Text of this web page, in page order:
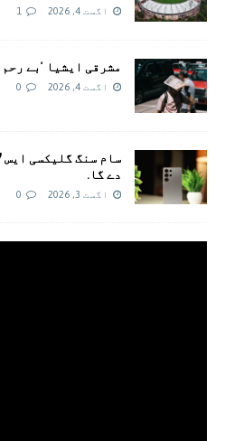
اگست 4, 2026 1
مشرقی ایشیا ‘بے
اگست 4, 2026 0
دے گا.
اگست 3, 2026 0